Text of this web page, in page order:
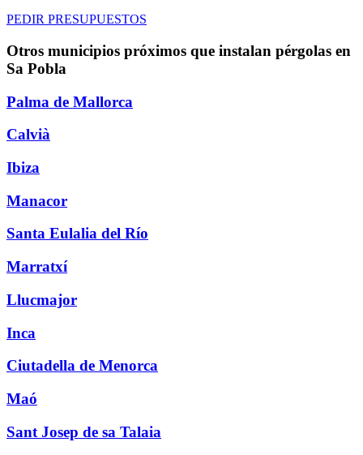
PEDIR PRESUPUESTOS
Otros municipios próximos que instalan pérgolas en
Sa Pobla
Palma de Mallorca
Calvià
Ibiza
Manacor
Santa Eulalia del Río
Marratxí
Llucmajor
Inca
Ciutadella de Menorca
Maó
Sant Josep de sa Talaia